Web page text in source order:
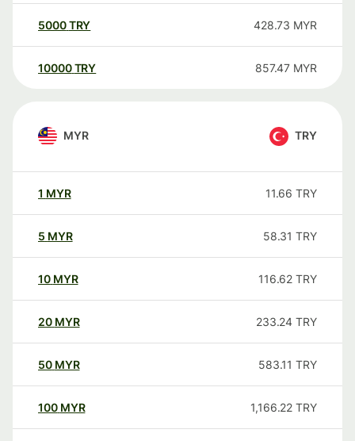
5000TRY 428.73 MYR
10000 TRY 857.47 MYR
MYR TRY
1 MYR 11.66 TRY
5 MYR 58.31 TRY
10 MYR 116.62 TRY
20 MYR 233.24 TRY
50 MYR 583.11 TRY
100 MYR 1,166.22 TRY